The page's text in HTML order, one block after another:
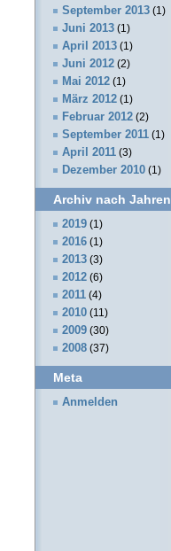
September 2013 (1)
Juni 2013 (1)
April 2013 (1)
Juni 2012 (2)
Mai 2012 (1)
März 2012 (1)
Februar 2012 (2)
September 2011 (1)
April 2011 (3)
Dezember 2010 (1)
Archiv nach Jahren
2019 (1)
2016 (1)
2013 (3)
2012 (6)
2011 (4)
2010 (11)
2009 (30)
2008 (37)
Meta
Anmelden